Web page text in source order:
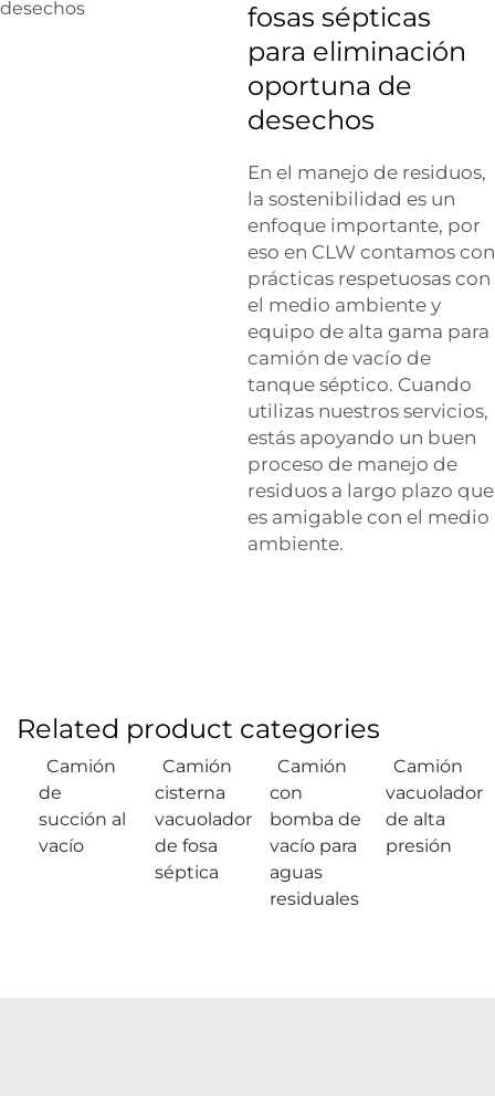
fosas sépticas
para eliminación
oportuna de
desechos
En el manejo de residuos,
la sostenibilidad es un
enfoque importante, por
eso en CLW contamos con
prácticas respetuosas con
el medio ambiente y
equipo de alta gama para
camión de vacío de
tanque séptico. Cuando
utilizas nuestros servicios,
estás apoyando un buen
proceso de manejo de
residuos a largo plazo que
es amigable con el medio
ambiente.
Related product categories
Camión
de
succión al
vacío
Camión
cisterna
vacuolador
de fosa
séptica
Camión
con
bomba de
vacío para
aguas
residuales
Camión
vacuolador
de alta
presión